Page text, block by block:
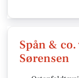
Spån &
Sørensen